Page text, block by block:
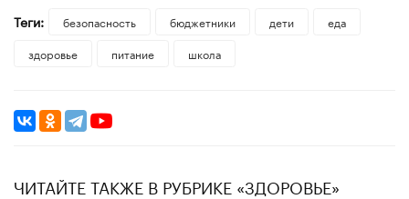
Теги:
безопасность бюджетники дети
еда
здоровье
питание школа
ЧИТАЙТЕ ТАКЖЕ В РУБРИКЕ «ЗДОРОВЬЕ»